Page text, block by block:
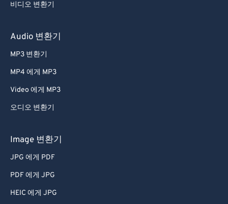
비디오 변환기
Audio 변환기
MP3 변환기
MP4 에게 MP3
Video 에게 MP3
오디오 변환기
Image 변환기
JPG 에게 PDF
PDF 에게 JPG
HEIC 에게 JPG